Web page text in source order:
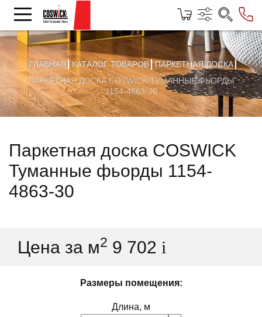
ГЛАВНАЯ КАТАЛОГ ТОВАРОВ
ПАРКЕТНАЯ ДОСКА
ПАРКЕТНАЯ ДОСКА COSWICK ТУМАННЫЕ ФЬОРДЫ
1154-4863-30
Паркетная доска COSWICK
Туманные фьорды 1154-
4863-30
Цена за м2 9 702 i
Размеры помещения:
Длина, м